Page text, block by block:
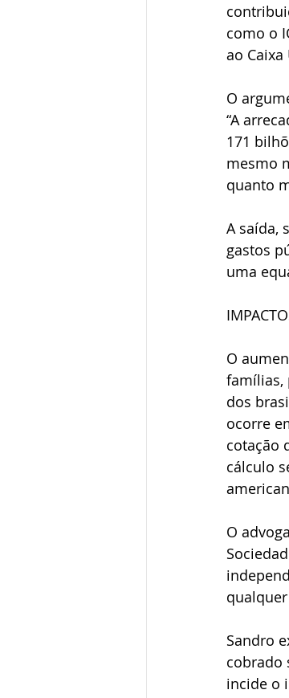
como o
ao
O
“A
171
mesmo
quanto
A saída,
gastos
uma
O
famílias,
dos
ocorre
cotação
cálculo
O
Sandro
cobrado
incide o